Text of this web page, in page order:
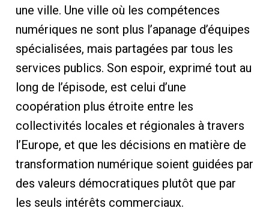
une ville. Une ville où les compétences
numériques ne sont plus l’apanage d’équipes
spécialisées, mais partagées par tous les
services publics. Son espoir, exprimé tout au
long de l’épisode, est celui d’une
coopération plus étroite entre les
collectivités locales et régionales à travers
l’Europe, et que les décisions en matière de
transformation numérique soient guidées par
des valeurs démocratiques plutôt que par
les seuls intérêts commerciaux.